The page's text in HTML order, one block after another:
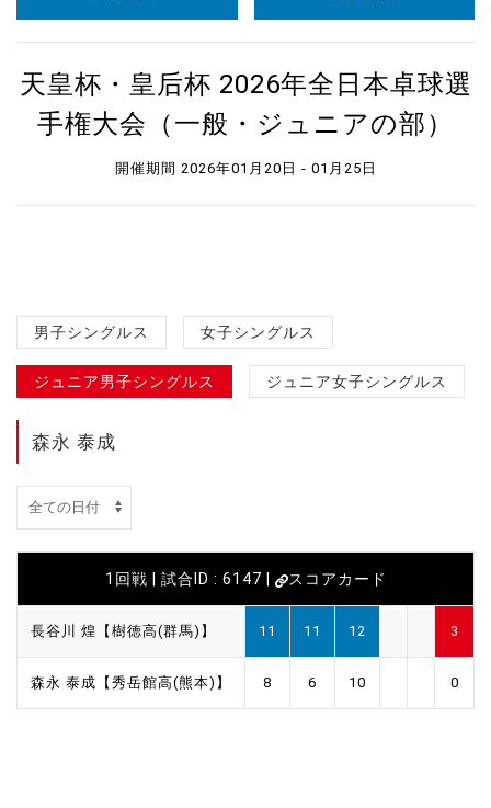
天皇杯・皇后杯 2026年全日本卓球選
手権大会（一般・ジュニアの部）
開催期間 2026年01月20日 - 01月25日
男子シングルス 女子シングルス
ジュニア男子シングルス ジュニア女子シングルス
森永 泰成
1回戦 | 試合ID : 6147 | スコアカード
長谷川 煌【樹徳高(群馬)】 11 11 12 3
森永 泰成【秀岳館高(熊本)】 8 6 10 0